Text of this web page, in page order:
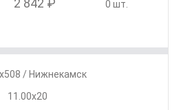
2 842 ₽ 0 шт.
/ Нижнекамск
11.00х20